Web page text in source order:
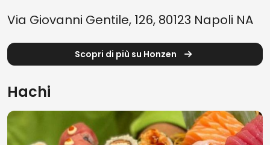
Via Giovanni Gentile, 126, 80123 Napoli NA
Scopri di più su Honzen
Hachi